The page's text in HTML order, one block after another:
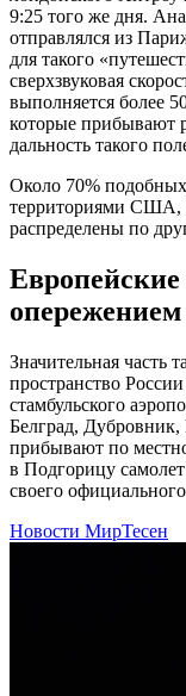
9:25 того же дня.
отправлялся из
для такого
сверхзвуковая
выполняется более
которые прибывают
дальность такого
Около 70%
территориями США,
распределены по
Значительная часть
пространство
стамбульского
Белград,
прибывают по
в Подгорицу
своего
Новости МирТесен